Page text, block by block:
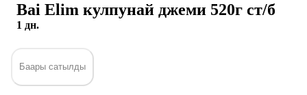
Bai Elim кулпунай джеми 520г ст/б
1 дн.
Баары сатылды